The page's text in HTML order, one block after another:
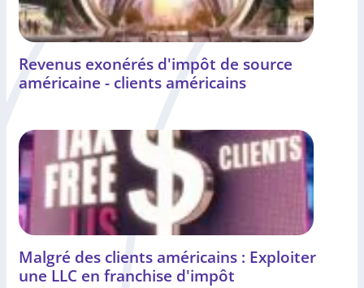
Revenus exonérés d'impôt de source
américaine - clients américains
Malgré des clients américains : Exploiter
une LLC en franchise d'impôt